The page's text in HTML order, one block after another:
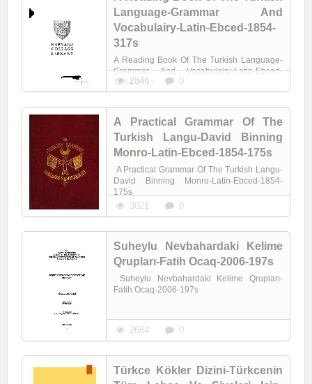
Language-Grammar And
Vocabulairy-Latin-Ebced-1854-
317s
A Reading Book Of The Turkish Language-
Grammar And Vocabulairy-Latin-Ebced-
1854-317s
2846 0
A Practical Grammar Of The
Turkish Langu-David Binning
Monro-Latin-Ebced-1854-175s
A Practical Grammar Of The Turkish Langu-
David Binning Monro-Latin-Ebced-1854-
175s
3021 0
Suheylu Nevbahardaki Kelime
Qrupları-Fatih Ocaq-2006-197s
Suheylu Nevbahardaki Kelime Qrupları-
Fatih Ocaq-2006-197s
2684 0
Türkce Kökler Dizini-Türkcenin